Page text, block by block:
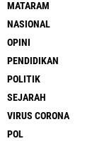
MATARAM
NASIONAL
OPINI
PENDIDIKAN
POLITIK
SEJARAH
VIRUS CORONA
POL